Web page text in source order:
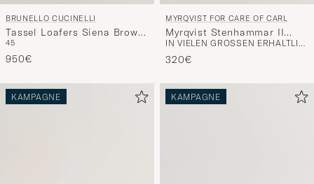
BRUNELLO CUCINELLI
Tassel Loafers Siena Brown
Suede
45
950€
MYRQVIST FOR CARE OF CARL
Myrqvist Stenhammar II
Vibram Loafer Black
Grained Calf
IN VIELEN GRÖSSEN ERHÄLTLICH
320€
KAMPAGNE KAMPAGNE